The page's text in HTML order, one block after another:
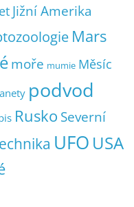
Jižní Amerika
Mars
moře mumie Měsíc
podvod
Rusko Severní
UFO USA